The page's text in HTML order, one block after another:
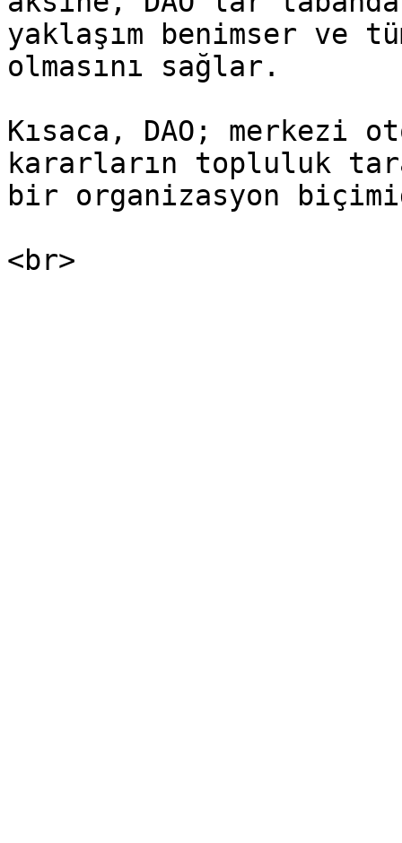
yaklaşım benimser ve
olmasını sağlar.
Kısaca, DAO; merkezi
kararların topluluk
bir organizasyon